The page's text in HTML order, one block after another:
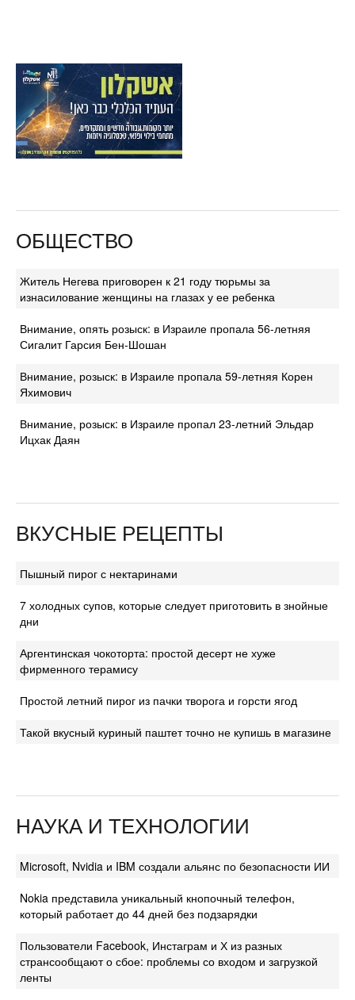
ОБЩЕСТВО
Житель Негева приговорен к 21 году тюрьмы за
изнасилование женщины на глазах у ее ребенка
Внимание, опять розыск: в Израиле пропала 56-летняя
Сигалит Гарсия Бен-Шошан
Внимание, розыск: в Израиле пропала 59-летняя Корен
Яхимович
Внимание, розыск: в Израиле пропал 23-летний Эльдар
Ицхак Даян
ВКУСНЫЕ РЕЦЕПТЫ
Пышный пирог с нектаринами
7 холодных супов, которые следует приготовить в знойные
дни
Аргентинская чокоторта: простой десерт не хуже
фирменного терамису
Простой летний пирог из пачки творога и горсти ягод
Такой вкусный куриный паштет точно не купишь в магазине
НАУКА И ТЕХНОЛОГИИ
Microsoft, Nvidia и IBM создали альянс по безопасности ИИ
Nokia представила уникальный кнопочный телефон,
который работает до 44 дней без подзарядки
Пользователи Facebook, Инстаграм и Х из разных
странсообщают о сбое: проблемы со входом и загрузкой
ленты